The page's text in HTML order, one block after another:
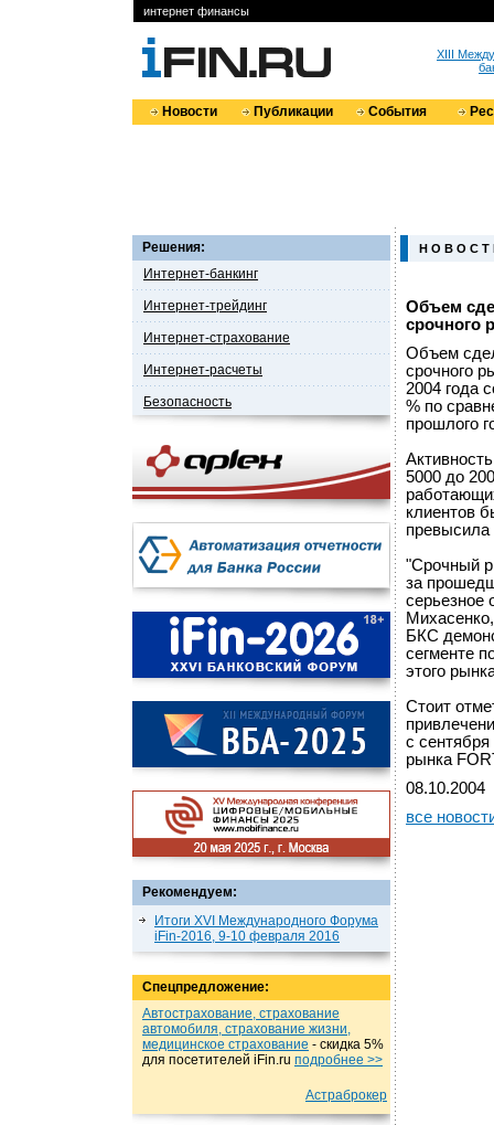
интернет финансы
XIII
Новости Публикации События
Решения:
Интернет-банкинг
Интернет-трейдинг
Интернет-страхование
Интернет-расчеты
Безопасность
Рекомендуем:
Итоги XVI Международного Форума
iFin-2016, 9-10 февраля 2016
Спецпредложение:
Автострахование, страхование
автомобиля, страхование жизни,
медицинское страхование - cкидка 5%
для посетителей iFin.ru подробнеe >>
Астраброкер
Н О В О С Т
Объем
срочного
Объем
срочного
2004 года
% по
прошлого
5000 до
клиентов
превысила
"Срочный
за
серьезное
БКС
сегменте
этого
Стоит
с сентября
рынка
08.10.2004
все